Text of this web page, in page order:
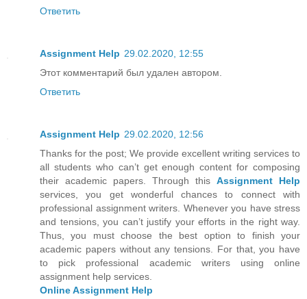
Ответить
Assignment Help 29.02.2020, 12:55
Этот комментарий был удален автором.
Ответить
Assignment Help 29.02.2020, 12:56
Thanks for the post; We provide excellent writing services to
all students who can’t get enough content for composing
their academic papers. Through this Assignment Help
services, you get wonderful chances to connect with
professional assignment writers. Whenever you have stress
and tensions, you can’t justify your efforts in the right way.
Thus, you must choose the best option to finish your
academic papers without any tensions. For that, you have
to pick professional academic writers using online
assignment help services.
Online Assignment Help